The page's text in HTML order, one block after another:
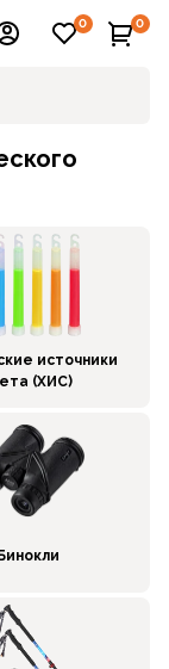
0 0
источники
(ХИС)
Бинокли